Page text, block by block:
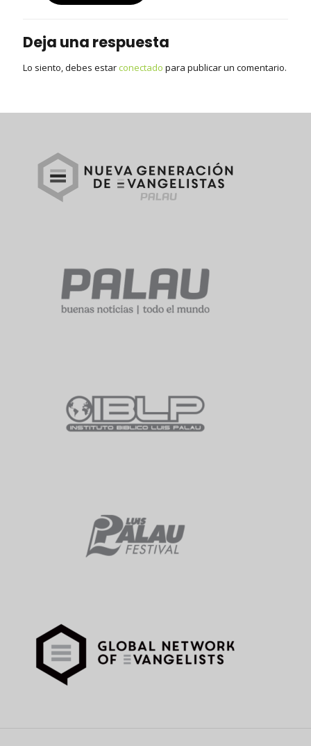
Deja una respuesta
Lo siento, debes estar conectado para publicar un comentario.